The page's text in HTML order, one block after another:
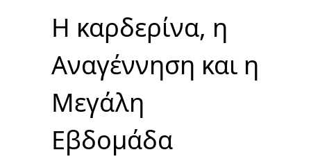
Η καρδερίνα, η
Αναγέννηση και η
Μεγάλη
Εβδομάδα